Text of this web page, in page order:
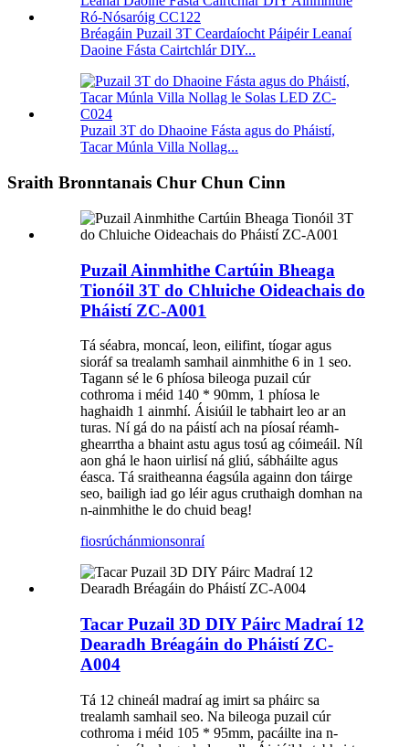
Bréagáin Puzail 3T Ceardaíocht Páipéir Leanaí
Daoine Fásta Cairtchlár DIY...
Puzail 3T do Dhaoine Fásta agus do Pháistí,
Tacar Múnla Villa Nollag...
Sraith Bronntanais Chur Chun Cinn
Puzail Ainmhithe Cartúin Bheaga
Tionóil 3T do Chluiche Oideachais do
Pháistí ZC-A001
Tá séabra, moncaí, leon, eilifint, tíogar agus
sioráf sa trealamh samhail ainmhithe 6 in 1 seo.
Tagann sé le 6 phíosa bileoga puzail cúr
cothroma i méid 140 * 90mm, 1 phíosa le
haghaidh 1 ainmhí. Áisiúil le tabhairt leo ar an
turas. Ní gá do na páistí ach na píosaí réamh-
ghearrtha a bhaint astu agus tosú ag cóimeáil. Níl
aon ghá le haon uirlisí ná gliú, sábháilte agus
éasca. Tá sraitheanna éagsúla againn don táirge
seo, bailigh iad go léir agus cruthaigh domhan na
n-ainmhithe le do chuid beag!
fiosrúchánmionsonraí
Tacar Puzail 3D DIY Páirc Madraí 12
Dearadh Bréagáin do Pháistí ZC-
A004
Tá 12 chineál madraí ag imirt sa pháirc sa
trealamh samhail seo. Na bileoga puzail cúr
cothroma i méid 105 * 95mm, pacáilte ina n-